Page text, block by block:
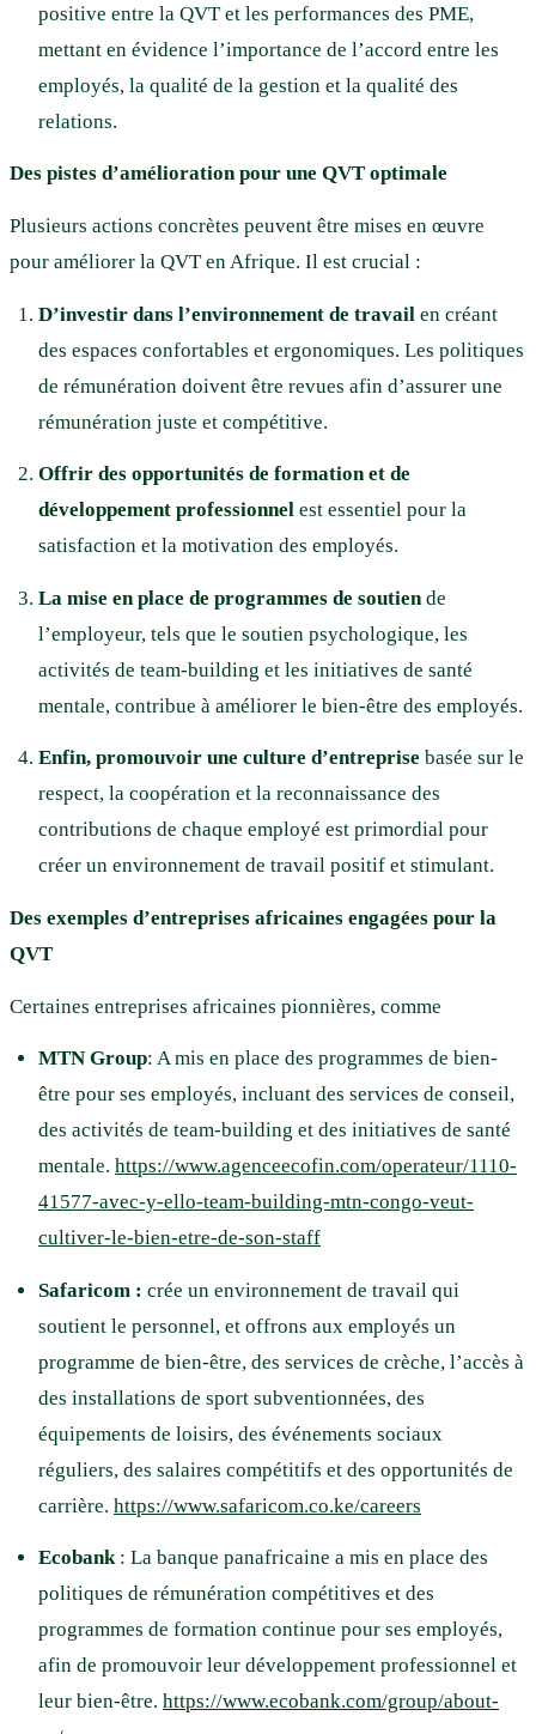
positive entre la QVT et les performances des PME,
mettant en évidence l’importance de l’accord entre les
employés, la qualité de la gestion et la qualité des
relations.
Des pistes d’amélioration pour une QVT optimale
Plusieurs actions concrètes peuvent être mises en œuvre
pour améliorer la QVT en Afrique. Il est crucial :
D’investir dans l’environnement de travail en créant
des espaces confortables et ergonomiques. Les politiques
de rémunération doivent être revues afin d’assurer une
rémunération juste et compétitive.
Offrir des opportunités de formation et de
développement professionnel est essentiel pour la
satisfaction et la motivation des employés.
La mise en place de programmes de soutien de
l’employeur, tels que le soutien psychologique, les
activités de team-building et les initiatives de santé
mentale, contribue à améliorer le bien-être des employés.
Enfin, promouvoir une culture d’entreprise basée sur le
respect, la coopération et la reconnaissance des
contributions de chaque employé est primordial pour
créer un environnement de travail positif et stimulant.
Des exemples d’entreprises africaines engagées pour la
QVT
Certaines entreprises africaines pionnières, comme
MTN Group: A mis en place des programmes de bien-
être pour ses employés, incluant des services de conseil,
des activités de team-building et des initiatives de santé
mentale. https://www.agenceecofin.com/operateur/1110-
41577-avec-y-ello-team-building-mtn-congo-veut-
cultiver-le-bien-etre-de-son-staff
Safaricom : crée un environnement de travail qui
soutient le personnel, et offrons aux employés un
programme de bien-être, des services de crèche, l’accès à
des installations de sport subventionnées, des
équipements de loisirs, des événements sociaux
réguliers, des salaires compétitifs et des opportunités de
carrière. https://www.safaricom.co.ke/careers
Ecobank : La banque panafricaine a mis en place des
politiques de rémunération compétitives et des
programmes de formation continue pour ses employés,
afin de promouvoir leur développement professionnel et
leur bien-être. https://www.ecobank.com/group/about-